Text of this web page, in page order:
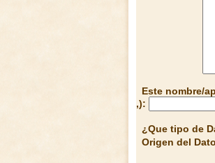
Este nombre/
,):
¿Que tipo de
Origen del